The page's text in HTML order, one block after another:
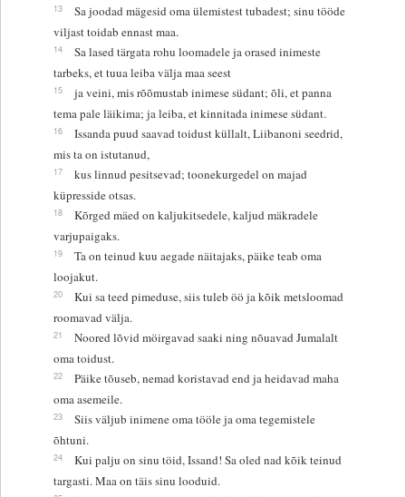
13
Sa joodad mägesid oma ülemistest tubadest; sinu tööde
viljast toidab ennast maa.
14
Sa lased tärgata rohu loomadele ja orased inimeste
tarbeks, et tuua leiba välja maa seest
15
ja veini, mis rõõmustab inimese südant; õli, et panna
tema pale läikima; ja leiba, et kinnitada inimese südant.
16
Issanda puud saavad toidust küllalt, Liibanoni seedrid,
mis ta on istutanud,
17
kus linnud pesitsevad; toonekurgedel on majad
küpresside otsas.
18
Kõrged mäed on kaljukitsedele, kaljud mäkradele
varjupaigaks.
19
Ta on teinud kuu aegade näitajaks, päike teab oma
loojakut.
20
Kui sa teed pimeduse, siis tuleb öö ja kõik metsloomad
roomavad välja.
21
Noored lõvid möirgavad saaki ning nõuavad Jumalalt
oma toidust.
22
Päike tõuseb, nemad koristavad end ja heidavad maha
oma asemeile.
23
Siis väljub inimene oma tööle ja oma tegemistele
õhtuni.
24
Kui palju on sinu töid, Issand! Sa oled nad kõik teinud
targasti. Maa on täis sinu looduid.